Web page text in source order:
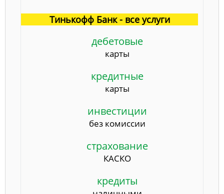
Тинькофф Банк - все услуги
дебетовые
карты
кредитные
карты
инвестиции
без комиссии
страхование
КАСКО
кредиты